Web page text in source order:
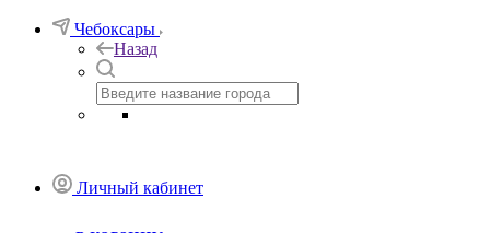
Чебоксары
Назад
Личный кабинет